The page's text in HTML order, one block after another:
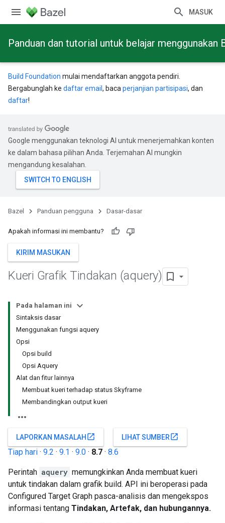
MASUK
Panduan dan tutorial untuk belajar menggunakan
Build Foundation mulai mendaftarkan anggota pendiri.
Bergabunglah ke daftar email , baca perjanjian partisipasi, dan
daftar!
Google menggunakan teknologi AI untuk menerjemahkan konten
ke dalam bahasa pilihan Anda. Terjemahan AI mungkin
mengandung kesalahan.
Bazel Panduan pengguna Dasar-dasar
Apakah informasi ini membantu?
KIRIM MASUKAN
Kueri Grafik Tindakan (aquery)
Pada halaman ini
Sintaksis dasar
Menggunakan fungsi aquery
Opsi
Opsi build
Opsi Aquery
Alat dan fitur lainnya
Membuat kueri terhadap status Skyframe
Membandingkan output kueri
LAPORKAN MASALAH open_in_new LIHAT SUMBERopen_in_new
Tiap hari · 9.2 · 9.1 · 9.0 · 8.7 · 8.6
Perintah aquery memungkinkan Anda membuat kueri
untuk tindakan dalam grafik build. API ini beroperasi pada
Configured Target Graph pasca-analisis dan mengekspos
informasi tentang Tindakan, Artefak, dan hubungannya.